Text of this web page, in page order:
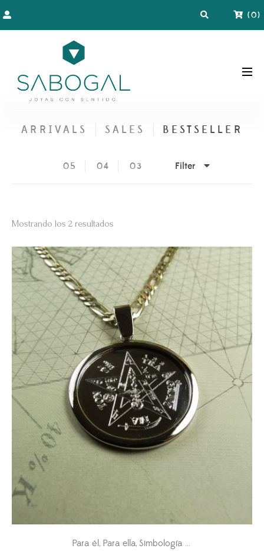
(0)
ARRIVALS SALES BESTSELLER
05 04 03 Filter
Mostrando los 2 resultados
Para él, Para ella, Simbología Del Alma